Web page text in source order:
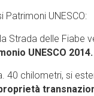
Patrimoni UNESCO:
Strada delle Fiabe
UNESCO 2014.
40 chilometri, si